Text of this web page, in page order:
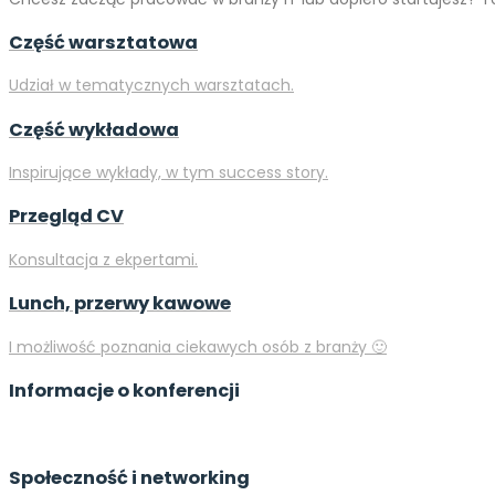
Część warsztatowa
Udział w tematycznych warsztatach.
Część wykładowa
Inspirujące wykłady, w tym success story.
Przegląd CV
Konsultacja z ekpertami.
Lunch, przerwy kawowe
I możliwość poznania ciekawych osób z branży 🙂
Informacje o konferencji
Społeczność i networking